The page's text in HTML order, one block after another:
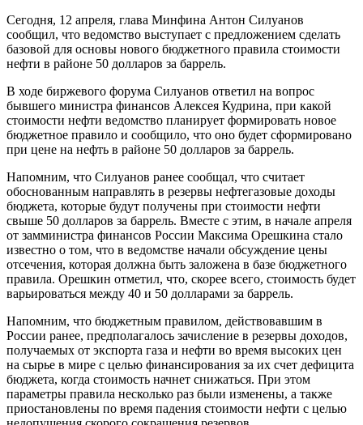
Сегодня, 12 апреля, глава Минфина Антон Силуанов
сообщил, что ведомство выступает с предложением сделать
базовой для основы нового бюджетного правила стоимости
нефти в районе 50 долларов за баррель.
В ходе биржевого форума Силуанов ответил на вопрос
бывшего министра финансов Алексея Кудрина, при какой
стоимости нефти ведомство планирует формировать новое
бюджетное правило и сообщило, что оно будет сформировано
при цене на нефть в районе 50 долларов за баррель.
Напомним, что Силуанов ранее сообщал, что считает
обоснованным направлять в резервы нефтегазовые доходы
бюджета, которые будут получены при стоимости нефти
свыше 50 долларов за баррель. Вместе с этим, в начале апреля
от замминистра финансов России Максима Орешкина стало
известно о том, что в ведомстве начали обсуждение цены
отсечения, которая должна быть заложена в базе бюджетного
правила. Орешкин отметил, что, скорее всего, стоимость будет
варьироваться между 40 и 50 долларами за баррель.
Напомним, что бюджетным правилом, действовавшим в
России ранее, предполагалось зачисление в резервы доходов,
получаемых от экспорта газа и нефти во время высоких цен
на сырье в мире с целью финансирования за их счет дефицита
бюджета, когда стоимость начнет снижаться. При этом
параметры правила несколько раз были изменены, а также
приостановлены по время падения стоимости нефти с целью